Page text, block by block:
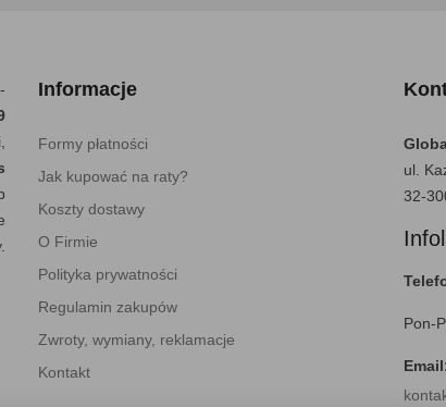
Informacje
Formy płatności
Jak kupować na raty?
Koszty dostawy
O Firmie
Polityka prywatności
Regulamin zakupów
Zwroty, wymiany, reklamacje
Kontakt
ul.
32-
Pon-